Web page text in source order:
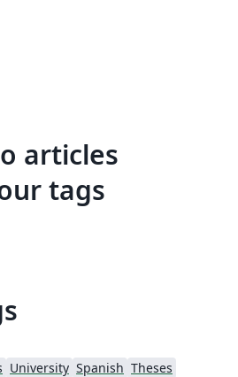
articles
tags
University Spanish Theses